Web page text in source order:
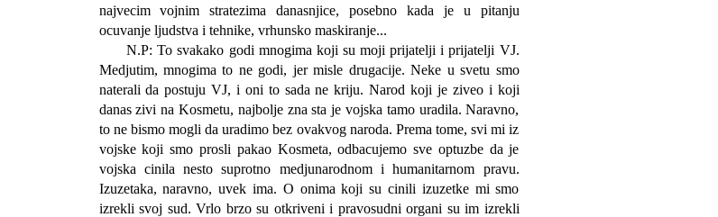
najvecim vojnim stratezima danasnjice, posebno kada je u pitanju
ocuvanje ljudstva i tehnike, vrhunsko maskiranje...
N.P: To svakako godi mnogima koji su moji prijatelji i prijatelji VJ.
Medjutim, mnogima to ne godi, jer misle drugacije. Neke u svetu smo
naterali da postuju VJ, i oni to sada ne kriju. Narod koji je ziveo i koji
danas zivi na Kosmetu, najbolje zna sta je vojska tamo uradila. Naravno,
to ne bismo mogli da uradimo bez ovakvog naroda. Prema tome, svi mi iz
vojske koji smo prosli pakao Kosmeta, odbacujemo sve optuzbe da je
vojska cinila nesto suprotno medjunarodnom i humanitarnom pravu.
Izuzetaka, naravno, uvek ima. O onima koji su cinili izuzetke mi smo
izrekli svoj sud. Vrlo brzo su otkriveni i pravosudni organi su im izrekli